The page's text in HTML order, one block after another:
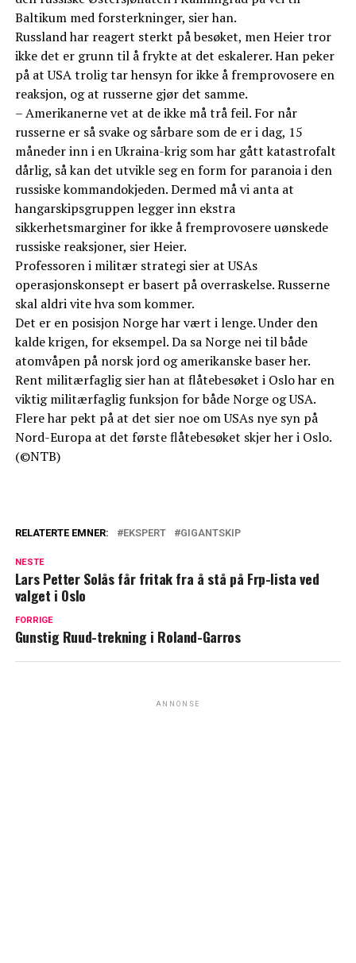
Baltikum med forsterkninger, sier han.
Russland har reagert sterkt på besøket, men Heier tror
ikke det er grunn til å frykte at det eskalerer. Han peker
på at USA trolig tar hensyn for ikke å fremprovosere en
reaksjon, og at russerne gjør det samme.
– Amerikanerne vet at de ikke må trå feil. For når
russerne er så svake og sårbare som de er i dag, 15
måneder inn i en Ukraina-krig som har gått katastrofalt
dårlig, så kan det utvikle seg en form for paranoia i den
russiske kommandokjeden. Dermed må vi anta at
hangarskipsgruppen legger inn ekstra
sikkerhetsmarginer for ikke å fremprovosere uønskede
russiske reaksjoner, sier Heier.
Professoren i militær strategi sier at USAs
operasjonskonsept er basert på overraskelse. Russerne
skal aldri vite hva som kommer.
Det er en posisjon Norge har vært i lenge. Under den
kalde krigen, for eksempel. Da sa Norge nei til både
atomvåpen på norsk jord og amerikanske baser her.
Rent militærfaglig sier han at flåtebesøket i Oslo har en
viktig militærfaglig funksjon for både Norge og USA.
Flere har pekt på at det sier noe om USAs nye syn på
Nord-Europa at det første flåtebesøket skjer her i Oslo.
(©NTB)
RELATERTE EMNER: EKSPERT GIGANTSKIP
NESTE
Lars Petter Solås får fritak fra å stå på Frp-lista ved
valget i Oslo
FORRIGE
Gunstig Ruud-trekning i Roland-Garros
ANNONSE